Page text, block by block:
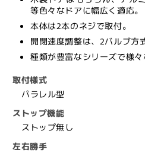
ム）
【ス
ト
ッ
プ
無
し,
ラ
レ
ル
ム）
【ス
ト
ッ
プ
等色々なドアに幅広く適応。
本体は2本のネジで取付。
開閉速度調整は、2バルブ方
種類が豊富なシリーズで様々
取付様式
パラレル型
ストップ機能
ストップ無し
左右勝手